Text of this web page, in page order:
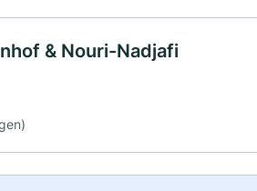
& Nouri-Nadjafi